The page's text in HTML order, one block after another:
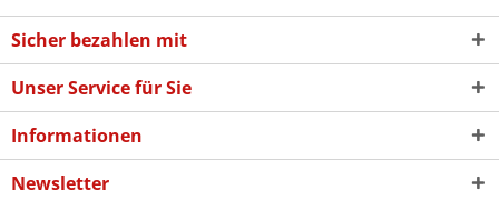
Sicher bezahlen mit
Unser Service für Sie
Informationen
Newsletter